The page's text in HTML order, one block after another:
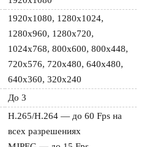
1920x1080, 1280x1024,
1280x960, 1280x720,
1024x768, 800x600, 800x448,
720x576, 720x480, 640x480,
640x360, 320x240
До 3
H.265/H.264 — до 60 Fps на
всех разрешениях